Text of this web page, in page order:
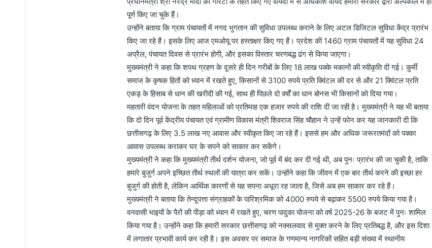
पूर्ण किए जा चुके हैं।
उन्होंने बताया कि ग्राम पंचायतों में नगद भुगतान की सुविधा उपलब्ध कराने के लिए अटल डिजिटल सुविधा केंद्र प्रारंभ
किए जा रहे हैं। इसके लिए आज एमओयू पर हस्ताक्षर किए गए हैं। प्रदेश की 1460 ग्राम पंचायतों में यह सुविधा 24
अप्रैल, पंचायत दिवस से प्रारंभ होगी, और इसका विस्तार चरणबद्ध ढंग से किया जाएगा।
मुख्यमंत्री ने कहा कि शपथ ग्रहण के दूसरे ही दिन गरीबों के लिए 18 लाख पक्के मकानों की स्वीकृति दी गई। कुर्मी
समाज के कृषक हितों को ध्यान में रखते हुए, किसानों से 3100 रुपये प्रति क्विंटल की दर से और 21 क्विंटल प्रति
एकड़ के हिसाब से धान की खरीदी की गई, साथ ही पिछले दो वर्षों का धान बोनस भी किसानों को दिया गया।
महतारी वंदन योजना के तहत महिलाओं को प्रतिमाह एक हजार रुपये की राशि दी जा रही है। मुख्यमंत्री ने यह भी बताया
कि दो दिन पूर्व केंद्रीय पंचायत एवं ग्रामीण विकास मंत्री शिवराज सिंह चौहान ने उन्हें फोन कर यह जानकारी दी कि
छत्तीसगढ़ के लिए 3.5 लाख नए आवास और स्वीकृत किए जा रहे हैं। इससे हम और अधिक जरूरतमंदों को पक्का
आवास उपलब्ध कराकर घर के सपने को साकार कर सकेंगे।
मुख्यमंत्री ने कहा कि मुख्यमंत्री तीर्थ दर्शन योजना, जो पूर्व में बंद कर दी गई थी, अब पुनः प्रारंभ की जा चुकी है, ताकि
हमारे बुजुर्ग अपने इच्छित तीर्थ स्थलों की यात्रा कर सकें। उन्होंने कहा कि जीवन में एक बार तीर्थ करने की इच्छा हर
बुजुर्ग की होती है, लेकिन आर्थिक कारणों से यह सपना अधूरा रह जाता है, जिसे अब हम साकार कर रहे हैं।
मुख्यमंत्री ने बताया कि तेन्दूपत्ता संग्राहकों के पारिश्रमिक को 4000 रुपये से बढ़ाकर 5500 रुपये किया गया है।
वनवासी भाइयों के पैरों की पीड़ा को ध्यान में रखते हुए, चरण पादुका योजना को वर्ष 2025-26 के बजट में पुनः शामिल
किया गया है। उन्होंने कहा कि हमारी सरकार छत्तीसगढ़ को नक्सलवाद से मुक्त करने के लिए प्रतिबद्ध है, और इस दिशा
में लगातार प्रभावी कार्य कर रही है। इस अवसर पर समाज के गणमान्य नागरिकों सहित बड़ी संख्या में स्थानीय